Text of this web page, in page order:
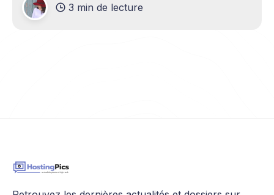
fréquentées méritent également une visite. Lors
d'un voyage organisé au Canada d'exception,
3 min de lecture